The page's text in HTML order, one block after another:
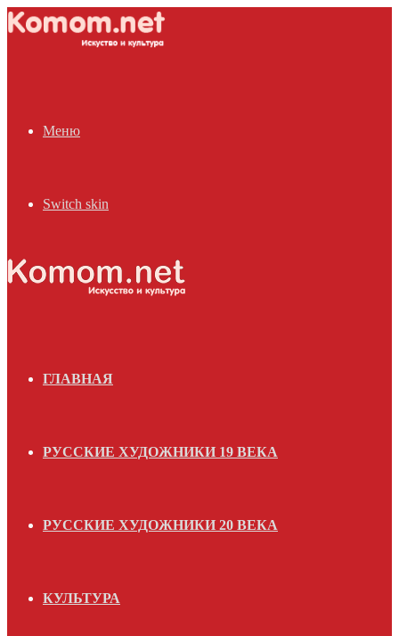
Меню
Switch skin
ГЛАВНАЯ
РУССКИЕ ХУДОЖНИКИ 19 ВЕКА
РУССКИЕ ХУДОЖНИКИ 20 ВЕКА
КУЛЬТУРА